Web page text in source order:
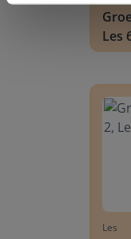
Les
Les